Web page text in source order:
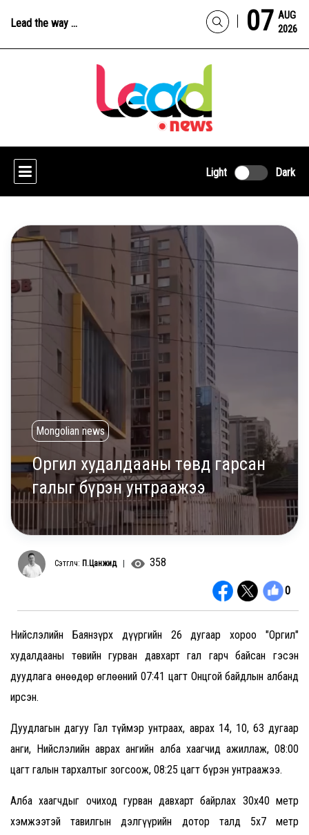
Lead the way ... 07 2026
AUG
Light Dark
Mongolian news
Оргил худалдааны төвд гарсан
галыг бүрэн унтраажээ
Сэтгүүлч: П.Цанжид| 358
0
Нийслэлийн Баянзүрх дүүргийн 26 дугаар хороо "Оргил"
худалдааны төвийн гурван давхарт гал гарч байсан гэсэн
дуудлага өнөөдөр өглөөний 07:41 цагт Онцгой байдлын албанд
ирсэн.
Дуудлагын дагуу Гал түймэр унтраах, аврах 14, 10, 63 дугаар
анги, Нийслэлийн аврах ангийн алба хаагчид ажиллаж, 08:00
цагт галын тархалтыг зогсоож, 08:25 цагт бүрэн унтраажээ.
Алба хаагчдыг очиход гурван давхарт байрлах 30х40 метр
хэмжээтэй тавилгын дэлгүүрийн дотор талд 5х7 метр